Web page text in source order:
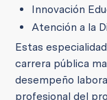
Innovación
Atención a la
Estas
carrera pública
desempeño
profesional del